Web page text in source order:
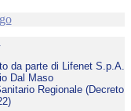
da parte di Lifenet S.p.A.
Dal Maso
Regionale (Decreto